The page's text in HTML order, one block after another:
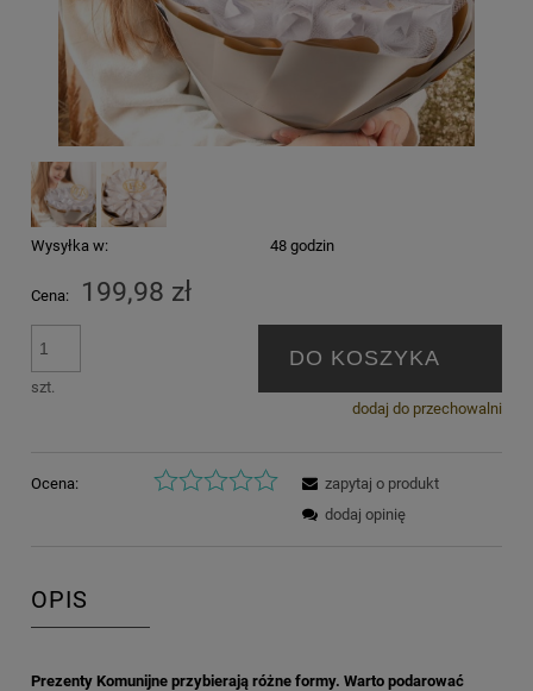
Wysyłka w: 48 godzin
Cena: 199,98 zł
szt.
DO KOSZYKA
dodaj do przechowalni
Ocena:
zapytaj o produkt
dodaj opinię
OPIS
Prezenty Komunijne przybierają różne formy. Warto podarować